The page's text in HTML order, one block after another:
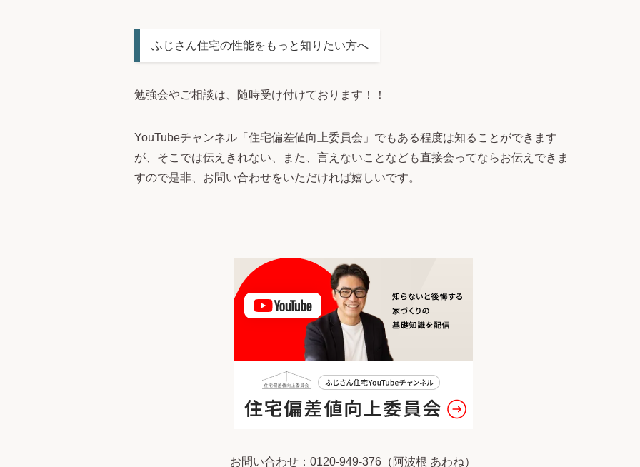
ふじさん住宅の性能をもっと知りたい方へ
勉強会やご相談は、随時受け付けております！！
YouTubeチャンネル「住宅偏差値向上委員会」でもある程度は知ることができます
が、そこでは伝えきれない、また、言えないことなども直接会ってならお伝えできま
すので是非、お問い合わせをいただければ嬉しいです。
お問い合わせ：0120-949-376（阿波根 あわね）